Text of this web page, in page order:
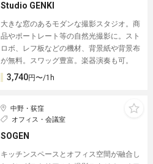
Studio GENKI
大きな窓のあるモダンな撮影スタジオ。商
品やポートレート等の自然光撮影に。スト
ロボ、レフ板などの機材、背景紙や背景布
が無料。スワッグ豊富。楽器演奏も可。
3,740円〜/1h
中野・荻窪
オフィス・会議室
SOGEN
キッチンスペースとオフィス空間が融合し